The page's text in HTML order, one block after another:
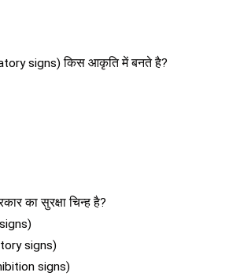
signs) किस आकृति में बनते है?
का सुरक्षा चिन्ह है?
signs)
signs)